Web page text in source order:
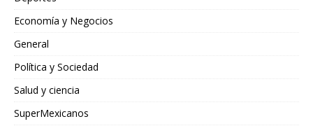
Economía y Negocios
General
Política y Sociedad
Salud y ciencia
SuperMexicanos